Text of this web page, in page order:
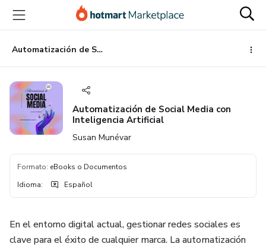
principal
página
de
página
Automatización de Social Media con Inteligencia Artificial
Automatización de Social Media con
Inteligencia Artificial
Susan Munévar
Formato: eBooks o Documentos
Idioma: Español
En el entorno digital actual, gestionar redes sociales es
clave para el éxito de cualquier marca. La automatización